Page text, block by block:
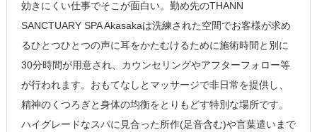
効きにくい仕事でそこが面白い。勤め先のTHANN
SANCTUARY SPA Akasakaは洗練された空間でお客様が求め
るひとつひとつの声に耳をかたむけるために施術時間と別に
30分時間が用意され、カウンセリングやアフターフォロー等
が行われます。おもてなしとマッサージで非日常を提供し、
精神のくつろぎと身体の均衡をとりもどす特別な場所です。
ハイグレードなスパに見合った所作(足音含む)や言葉遣いまで